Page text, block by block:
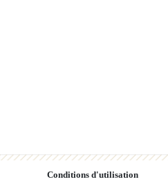
Conditions d'utilisation